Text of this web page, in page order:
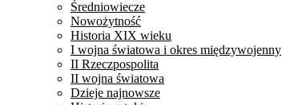
Średniowiecze
Nowożytność
Historia XIX wieku
I wojna światowa i okres międzywojenny
II Rzeczpospolita
II wojna światowa
Dzieje najnowsze